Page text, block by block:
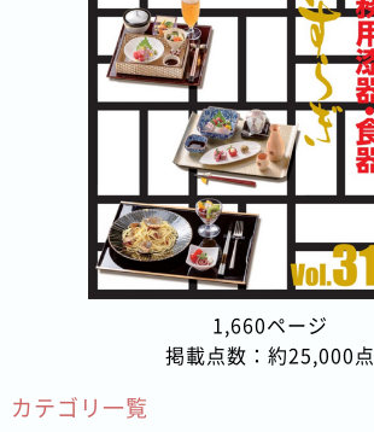
1,660ページ
掲載点数：約25,000点
カテゴリ一覧